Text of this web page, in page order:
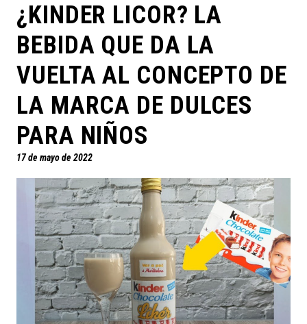
¿KINDER LICOR? LA
BEBIDA QUE DA LA
VUELTA AL CONCEPTO DE
LA MARCA DE DULCES
PARA NIÑOS
17 de mayo de 2022